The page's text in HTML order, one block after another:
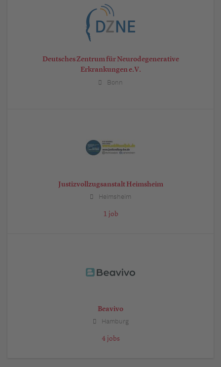
Deutsches Zentrum für Neurodegenerative
Erkrankungen e.V.
Bonn
Justizvollzugsanstalt Heimsheim
Heimsheim
1 job
Beavivo
Hamburg
4 jobs